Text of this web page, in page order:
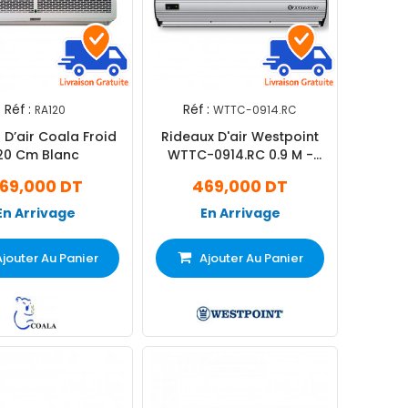
Réf : RA120
Coala Froid
Cm Blanc
DT
Arrivage
Au Panier
Réf : WTTC-0914.RC
Rideaux D'air Westpoint
WTTC-0914.RC 0.9 M -
469,000 DT
En Arrivage
Ajouter Au Panier